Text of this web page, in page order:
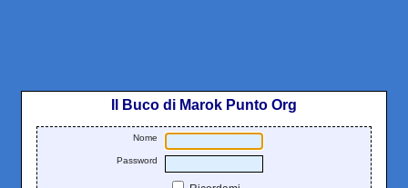
Il Buco di Marok Punto Org
Nome
Password